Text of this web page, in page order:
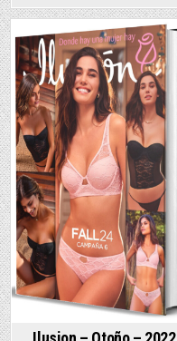
Posted
in